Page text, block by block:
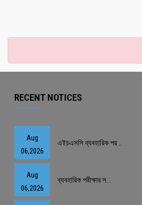
RECENT NOTICES
Aug
06,2026
এইচএসসি ব্যবহারিক পর...
Aug
06,2026
ব্যবহারিক পরীক্ষার স...